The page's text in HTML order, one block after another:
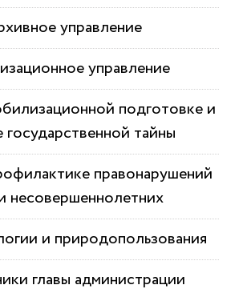
управление
управление
подготовке и
государственной тайны
правонарушений
несовершеннолетних
и природопользования
главы администрации